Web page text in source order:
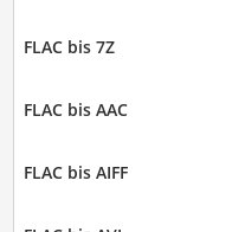
FLAC bis 7Z
FLAC bis AAC
FLAC bis AIFF